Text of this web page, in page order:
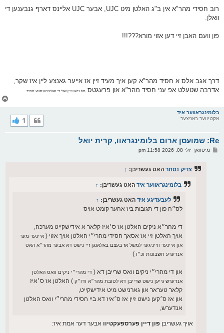
רוב חסידי מהר"א אין ב"ג האלטן מיט UJC, אבער UJC אליינס דארף גנבענען די
וואלן.
פון וועם האבן זיי דען אזוי מורא???!!!
דרך אגב אלס א חסיד מהר"א קען איך מעיד זיין אז אייער גאנצע ליין איז שקר,
אדרבה שטעלט אפ עני חסיד מהר"א און פרעגטס מוז נישט זיין אפי' די פארברענסטע חסיד
בלומינגראווער איד
אקטיווער באניצער
Re: שמועסן ארום בלומינגראוו, קרית יואל
1
פמיטוואך יולי 08, 2026 11:58 pm
צדיק נסתר האט געשריבן: ↑
בלומינגראווער איד האט געשריבן: ↑
לעבעדיגע איד האט געשריבן: ↑
לס״ה פון די תגובות ביז אהער קומט אויס
די מהר״א ניקים האלטן אז ס׳איז קלאר א אידישקייט מערכה,
אויך האלטן זיי אז אסאך חסידי מהרי״י האלטן אויך אזוי ( איינער מער
און איינער ווייניגער למשל אז בעצם באלאנגן זיי נישט דא אבער מהר״א האט
אנדערע חשבונות וכ״ו )
און די מהרי״י ניקים וואס שרייבן דא ( די מהרי״י ניקים וואס האלטן
אנדערש גייען נישט שרייבן דא לטובת מהר״א ודו״ק ) האלטן אז ס׳איז
קלאר טעראר און גארנישט מיט אידישקייט,
און אז ס׳קען נישט זיין אז ס׳איז דא ביי חסידי מהרי״י וואס האלטן
אנדערש,
אויך געשריבן פון דיין פערספעקטיוו אבער דער אמת איז: